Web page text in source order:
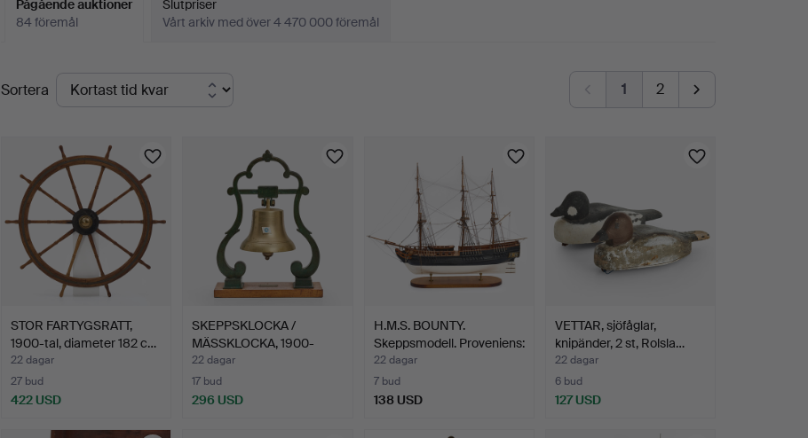
Pågående auktioner
84 föremål
Slutpriser
Vårt arkiv med över 4 470 000 föremål
Pågående
auktioner
Sortera 1 2
STOR FARTYGSRATT,
1900-tal, diameter 182 c…
22 dagar
27 bud
422 USD
SKEPPSKLOCKA /
MÄSSKLOCKA, 1900-
talets för…
22 dagar
17 bud
296 USD
H.M.S. BOUNTY.
Skeppsmodell. Proveniens:
5…
22 dagar
7 bud
138 USD
VETTAR, sjöfåglar,
knipänder, 2 st, Rolsla…
22 dagar
6 bud
127 USD